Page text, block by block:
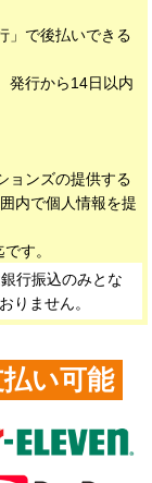
」で後払いできる
発行から14日以内
ョンズの提供する
内で個人情報を提
す。
行振込のみとな
りません。
い可能